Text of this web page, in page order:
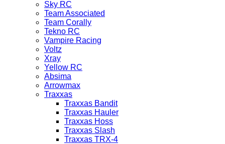
Sky RC
Team Associated
Team Corally
Tekno RC
Vampire Racing
Voltz
Xray
Yellow RC
Absima
Arrowmax
Traxxas
Traxxas Bandit
Traxxas Hauler
Traxxas Hoss
Traxxas Slash
Traxxas TRX-4